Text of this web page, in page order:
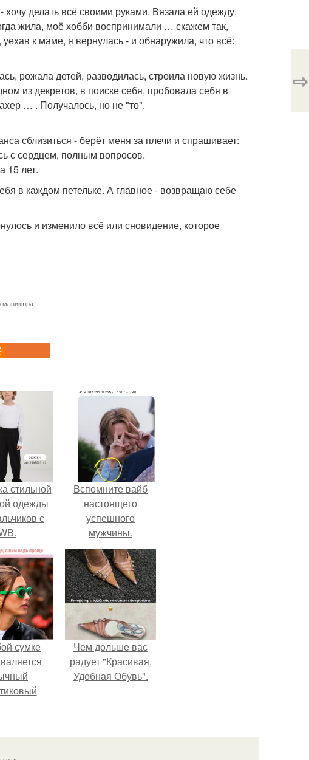
хочу делать всё своими руками. Вязала ей одежду,
жила, моё хобби воспринимали … скажем так,
к маме, я вернулась - и обнаружила, что всё:
рожала детей, разводилась, строила новую жизнь.
из декретов, в поиске себя, пробовала себя в
… . Получалось, но не "то".
сблизиться - берёт меня за плечи и спрашивает:
с сердцем, полным вопросов.
15 лет.
в каждом петельке. А главное - возвращаю себе
и изменило всё или сновидение, которое
маникюра
⇨
стильной
одежды
с
Вспомните вайб
настоящего
успешного
мужчины.
сумке
Чем дольше вас
радует "Красивая,
Удобная Обувь".